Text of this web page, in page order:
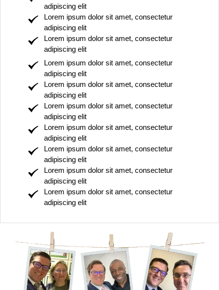
adipiscing elit
Lorem ipsum dolor sit amet, consectetur
adipiscing elit
Lorem ipsum dolor sit amet, consectetur
adipiscing elit
Lorem ipsum dolor sit amet, consectetur
adipiscing elit
Lorem ipsum dolor sit amet, consectetur
adipiscing elit
Lorem ipsum dolor sit amet, consectetur
adipiscing elit
Lorem ipsum dolor sit amet, consectetur
adipiscing elit
Lorem ipsum dolor sit amet, consectetur
adipiscing elit
Lorem ipsum dolor sit amet, consectetur
adipiscing elit
Lorem ipsum dolor sit amet, consectetur
adipiscing elit